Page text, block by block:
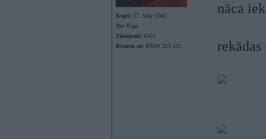
Kopš: 27. May 2002
No: Rīga
Ziņojumi: 6431
Braucu ar: BMW 315 e21
nāca